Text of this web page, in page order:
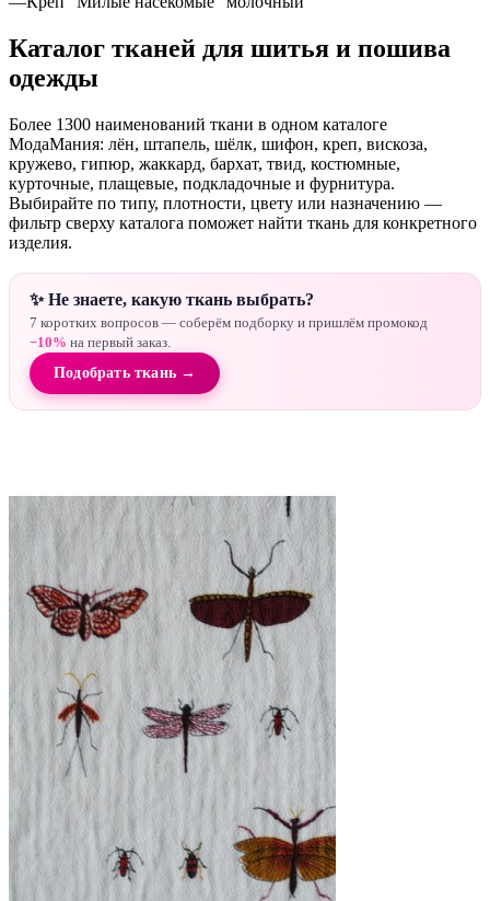
Каталог тканей для шитья и пошива
одежды
Более 1300 наименований ткани в одном каталоге
МодаМания: лён, штапель, шёлк, шифон, креп, вискоза,
кружево, гипюр, жаккард, бархат, твид, костюмные,
курточные, плащевые, подкладочные и фурнитура.
Выбирайте по типу, плотности, цвету или назначению —
фильтр сверху каталога поможет найти ткань для конкретного
изделия.
✨ Не знаете, какую ткань выбрать?
7 коротких вопросов — соберём подборку и пришлём промокод
−10% на первый заказ.
Подобрать ткань →